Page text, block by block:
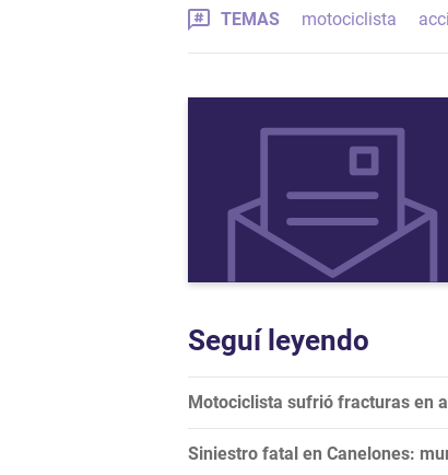
TEMAS motociclista
Seguí leyendo
Motociclista sufrió fracturas en
Siniestro fatal en Canelones: